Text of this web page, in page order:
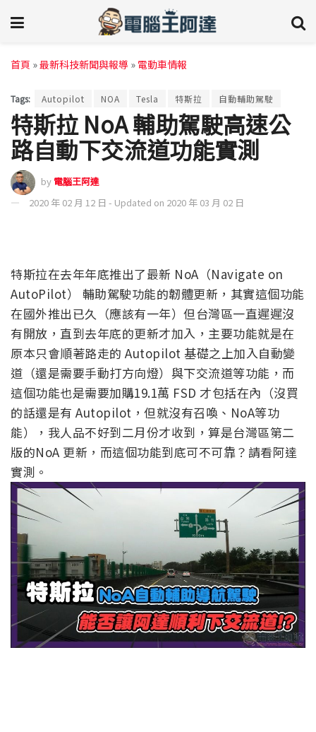
首頁 »最新科技新聞與報導 » 電動車情報
Tags: Autopilot NOA Tesla 特斯拉 自動輔助駕駛
特斯拉 NoA 輔助駕駛高速公
路自動下交流道功能實測
by 電腦王阿達
2020 年 02 月 12 日 - Updated on 2020 年 03 月 02 日
特斯拉在去年年底推出了最新 NoA（Navigate on
AutoPilot） 輔助駕駛功能的韌體更新，其實這個功能
在國外推出已久（應該有一年）但台灣區一直遲遲沒
有開放，直到去年底的更新才加入，主要功能就是在
原本只會順著路走的 Autopilot 基礎之上加入自動變
道（還是需要手動打方向燈）與下交流道等功能，而
這個功能也是需要加購19.1萬 FSD 才包括在內（沒買
的話還是有 Autopilot，但就沒有召喚、NoA等功
能），我人品不好到二月份才收到，算是台灣區第二
版的NoA 更新，而這個功能到底可不可靠？請看阿達
實測。